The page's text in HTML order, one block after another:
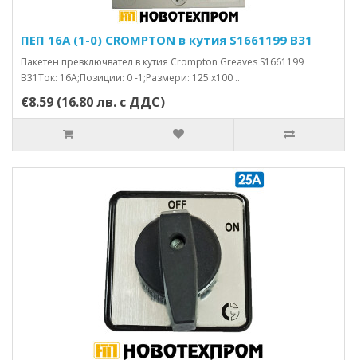
ПЕП 16А (1-0) CROMPTON в кутия S1661199 B31
Пакетен превключвател в кутия Crompton Greaves S1661199
B31Ток: 16А;Позиции: 0 -1;Размери: 125 x100 ..
€8.59 (16.80 лв. с ДДС)